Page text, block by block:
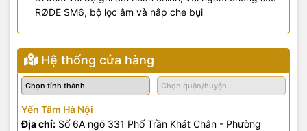
RØDE SM6, bộ lọc âm và nắp che bụi
Hệ thống cửa hàng
Yến Tâm Hà Nội
Địa chỉ: Số 6A ngõ 331 Phố Trần Khát Chân - Phường